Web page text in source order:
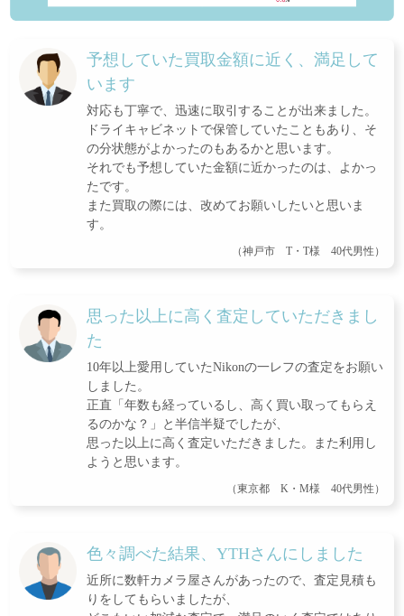
予想していた買取金額に近く、満足して
います
対応も丁寧で、迅速に取引することが出来ました。
ドライキャビネットで保管していたこともあり、そ
の分状態がよかったのもあるかと思います。
それでも予想していた金額に近かったのは、よかっ
たです。
また買取の際には、改めてお願いしたいと思いま
す。
（神戸市 T・T様 40代男性）
思った以上に高く査定していただきまし
た
10年以上愛用していたNikonの一レフの査定をお願い
しました。
正直「年数も経っているし、高く買い取ってもらえ
るのかな？」と半信半疑でしたが、
思った以上に高く査定いただきました。また利用し
ようと思います。
（東京都 K・M様 40代男性）
色々調べた結果、YTHさんにしました
近所に数軒カメラ屋さんがあったので、査定見積も
りをしてもらいましたが、